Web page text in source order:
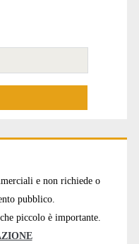
e non richiede o
pubblico.
piccolo è importante.